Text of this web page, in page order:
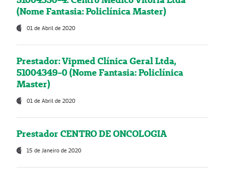
(Nome Fantasia: Policlínica Master)
01 de Abril de 2020
Prestador: Vipmed Clínica Geral Ltda,
51004349-0 (Nome Fantasia: Policlínica
Master)
01 de Abril de 2020
Prestador CENTRO DE ONCOLOGIA
15 de Janeiro de 2020